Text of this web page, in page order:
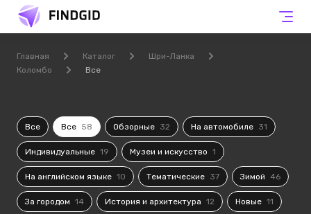
Главная Каталог
Шри-Ланка
Коломбо
Все
Все Все 58 Обзорные 32 На автомобиле 31
Индивидуальные 19 Музеи и искусство 1
На английском языке 10 Тематические 37 Зимой 46
За городом 14 История и архитектура 12 Новые 11